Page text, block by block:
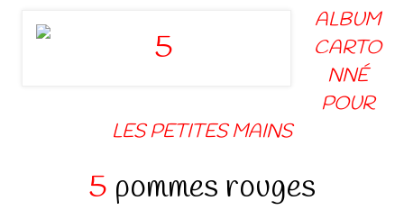
ALBUM
CARTO
NNÉ
POUR
LES PETITES MAINS
5 pommes rouges